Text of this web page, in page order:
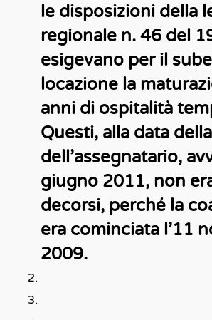
le disposizioni della
regionale n. 46 del
esigevano per il
locazione la
anni di ospitalità
Questi, alla data
dell’assegnatario,
giugno 2011, non
decorsi, perché la
era cominciata l’11
2009.